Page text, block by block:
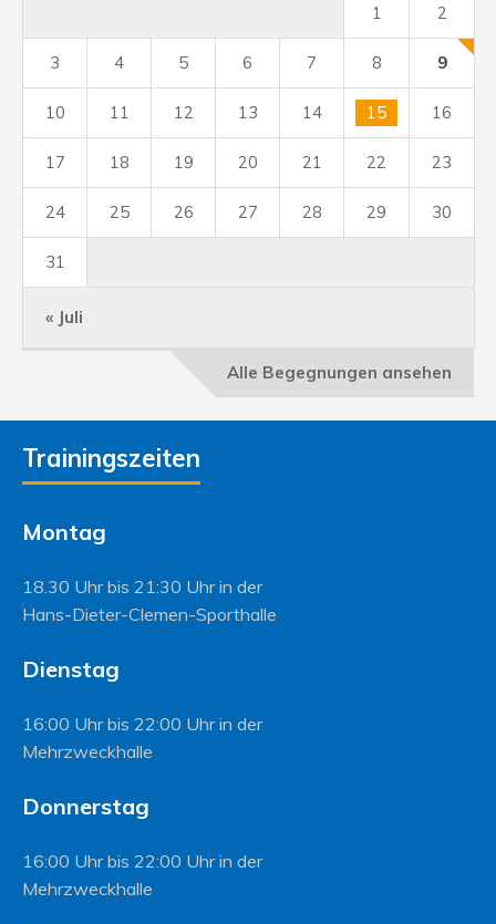
« Juli
1 2
3 4 5 6 7 8 9
10 11 12 13 14 15 16
17 18 19 20 21 22 23
24 25 26 27 28 29 30
31
Alle Begegnungen ansehen
Trainingszeiten
Montag
18.30 Uhr bis 21:30 Uhr in der
Hans-Dieter-Clemen-Sporthalle
Dienstag
16:00 Uhr bis 22:00 Uhr in der
Mehrzweckhalle
Donnerstag
16:00 Uhr bis 22:00 Uhr in der
Mehrzweckhalle